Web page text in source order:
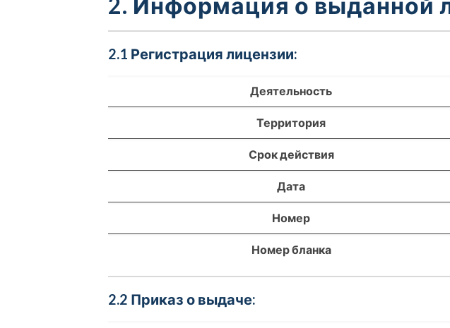
2.1 Регистрация лицензии:
Деятельность
Территория
Срок действия
Дата
Номер
Номер бланка
2.2 Приказ о выдаче: